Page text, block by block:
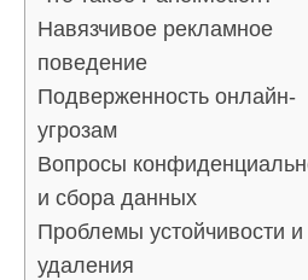
Навязчивое рекламное
поведение
Подверженность онлайн-
угрозам
Вопросы
и сбора данных
Проблемы устойчивости и
удаления